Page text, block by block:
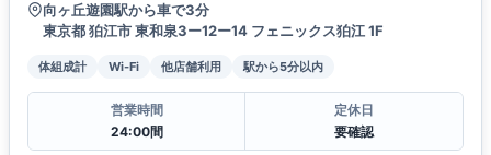
向ヶ丘遊園駅から車で3分
東京都 狛江市 東和泉3ー12ー14 フェニックス狛江 1F
体組成計 Wi-Fi 他店舗利用 駅から5分以内
営業時間
24:00間
定休日
要確認